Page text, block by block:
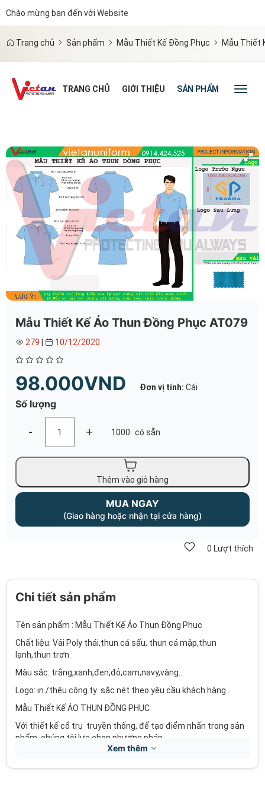
Chào mừng bạn đến với Website
Trang chủ Sản phẩm Mẫu Thiết Kế Đồng Phục Mẫu Thiết
TRANG CHỦ GIỚI THIỆU SẢN PHẨM TIN TỨC
Mẫu Thiết Kế Áo Thun Đồng Phục AT079
279 10/12/2020
98.000VND Đơn vị tính: Cái
Số lượng
- + 1000 có sẵn
Thêm vào giỏ hàng
MUA NGAY
(Giao hàng hoặc nhận tại cửa hàng)
0 Lượt thích
Chi tiết sản phẩm
Tên sản phẩm : Mẫu Thiết Kế Áo Thun Đồng Phục
Chất liệu: Vải Poly thái,thun cá sấu, thun cá mập,thun
lạnh,thun trơn
Màu sắc: trắng,xanh,đen,đỏ,cam,navy,vàng...
Logo: in /thêu công ty sắc nét theo yêu cầu khách hàng .
Mẫu Thiết Kế ÁO THUN ĐỒNG PHỤC
Với thiết kế cổ trụ truyền thống, để tạo điểm nhấn trong sản
phẩm, chúng tôi lựa chọn phương pháp
Tay áo được thiết kế cách điệu với tay bo cùng màu có gắn
Xem thêm